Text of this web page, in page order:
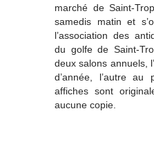
marché de Saint-
samedis matin et
l’association des
du golfe de Saint-
deux salons annuels,
d’année, l’autre au
affiches sont
aucune copie.